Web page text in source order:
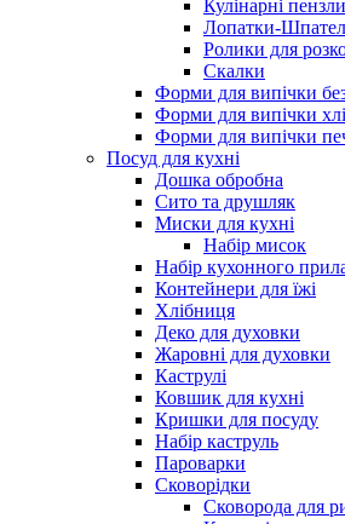
Кулінарні
Лопатки-
Ролики для
Скалки
Форми для випічки
Форми для випічки
Форми для випічки
Посуд для кухні
Дошка обробна
Сито та друшляк
Миски для кухні
Набір мисок
Набір кухонного
Контейнери для їжі
Хлібниця
Деко для духовки
Жаровні для духовки
Каструлі
Ковшик для кухні
Кришки для посуду
Набір каструль
Пароварки
Сковорідки
Сковорода для